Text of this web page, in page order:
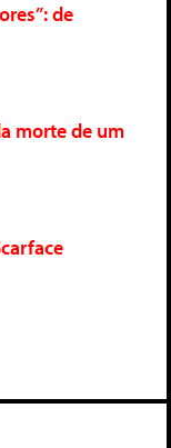
de
morte de um